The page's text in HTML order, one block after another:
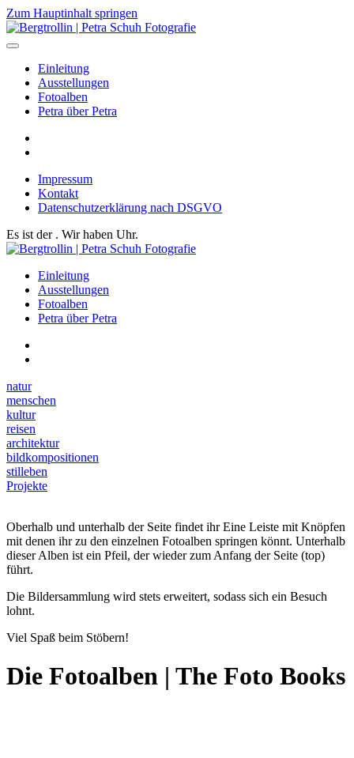
Zum Hauptinhalt springen
Einleitung
Ausstellungen
Fotoalben
Petra über Petra
Impressum
Kontakt
Datenschutzerklärung nach DSGVO
Es ist der . Wir haben Uhr.
Einleitung
Ausstellungen
Fotoalben
Petra über Petra
natur
menschen
kultur
reisen
architektur
bildkompositionen
stilleben
Projekte
Oberhalb und unterhalb der Seite findet ihr Eine Leiste mit Knöpfen
mit denen ihr zu den einzelnen Fotoalben springen könnt. Unterhalb
dieser Alben ist ein Pfeil, der wieder zum Anfang der Seite (top)
führt.
Die Bildersammlung wird stets erweitert, sodass sich ein Besuch
lohnt.
Viel Spaß beim Stöbern!
Die Fotoalben | The Foto Books